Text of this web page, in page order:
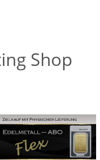
Shop